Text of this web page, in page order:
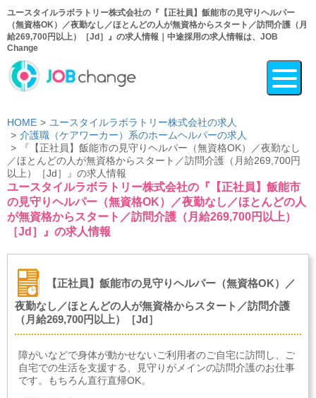
ユースタイルラボラトリー株式会社の『【正社員】飯能市の見守りヘルパー
（無資格OK）／夜勤なし／ほとんどの人が無資格からスタート／訪問介護（月
給269,700円以上）［Jd］』の求人情報｜中途採用の求人情報は、JOB
Change
HOME
ユースタイルラボラトリー株式会社の求人
介護職（ケアワーカー）系のホームヘルパーの求人
『【正社員】飯能市の見守りヘルパー（無資格OK）／夜勤なし
／ほとんどの人が無資格からスタート／訪問介護（月給269,700円
以上）［Jd］』の求人情報
ユースタイルラボラトリー株式会社の『【正社員】飯能市
の見守りヘルパー（無資格OK）／夜勤なし／ほとんどの人
が無資格からスタート／訪問介護（月給269,700円以上）
［Jd］』の求人情報
【正社員】飯能市の見守りヘルパー（無資格OK）／
夜勤なし／ほとんどの人が無資格からスタート／訪問介護
（月給269,700円以上）［Jd］
障がいなどで身体が動かせないご利用者のご自宅に訪問し、ご
自宅での生活を支援する、見守りがメインの訪問介護のお仕事
です。もちろん直行直帰OK。